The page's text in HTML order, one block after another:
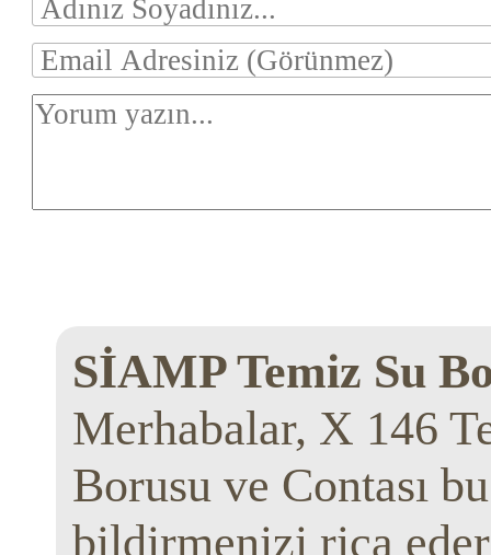
SİAMP Temiz Su
Merhabalar, X 146
Borusu ve Contası
bildirmenizi rica